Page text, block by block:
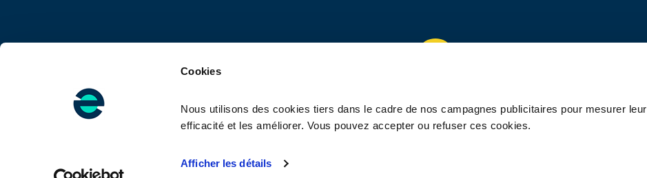
Cookies
Nous utilisons des cookies tiers dans le cadre de nos campagnes publicitaires pour mesurer leur
efficacité et les améliorer. Vous pouvez accepter ou refuser ces cookies.
Afficher les détails
01 02 03
Suivez-nous